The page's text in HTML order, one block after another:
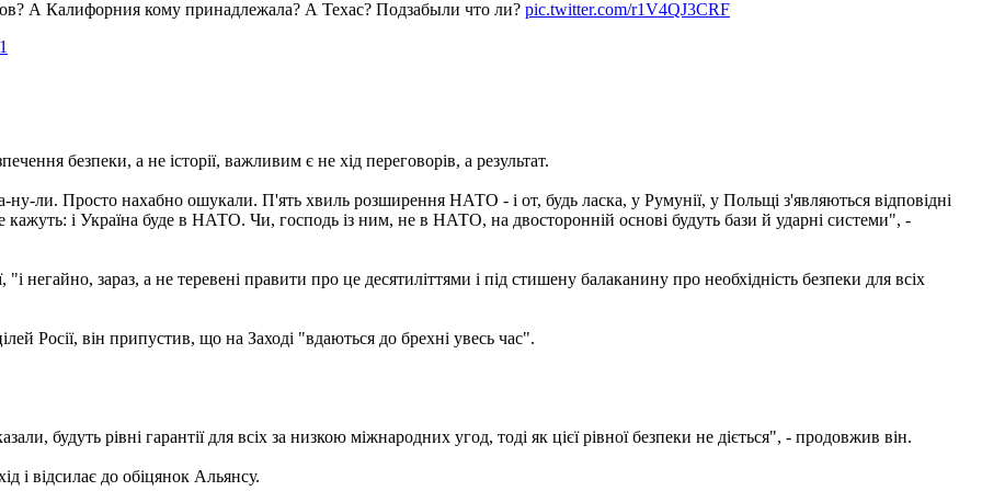
А Калифорния кому принадлежала? А Техас? Подзабыли что ли? pic.twitter.com/r1V4QJ3CRF
безпеки, а не історії, важливим є не хід переговорів, а результат.
ли. Просто нахабно ошукали. П'ять хвиль розширення НАТО - і от, будь ласка, у Румунії, у Польщі з'являються відповідні
і Україна буде в НАТО. Чи, господь із ним, не в НАТО, на двосторонній основі будуть бази й ударні системи", -
"і негайно, зараз, а не теревені правити про це десятиліттями і під стишену балаканину про необхідність безпеки для всіх
Росії, він припустив, що на Заході "вдаються до брехні увесь час".
будуть рівні гарантії для всіх за низкою міжнародних угод, тоді як цієї рівної безпеки не діється", - продовжив він.
і відсилає до обіцянок Альянсу.